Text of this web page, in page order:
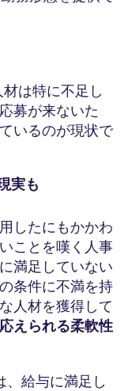
は特に不足し
募が来ないた
いるのが現状で
実も
したにもかかわ
ことを嘆く人事
満足していない
条件に不満を持
人材を獲得して
えられる柔軟性
、給与に満足し